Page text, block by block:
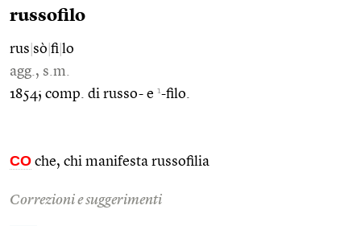
russofilo
rus sò fi lo
agg., s.m.
1854; comp. di russo- e 1-filo.
CO che, chi manifesta russofilia
Correzioni e suggerimenti